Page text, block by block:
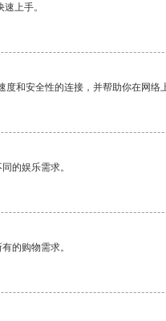
上手。
和安全性的连接，并帮助你在网络
的娱乐需求。
的购物需求。